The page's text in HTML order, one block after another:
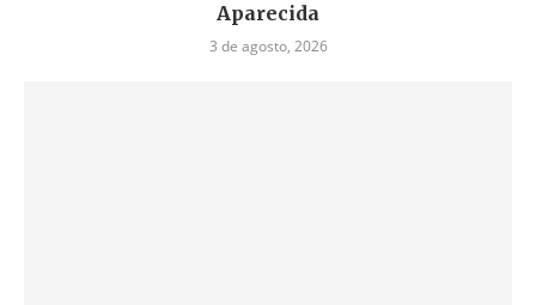
Aparecida
3 de agosto, 2026